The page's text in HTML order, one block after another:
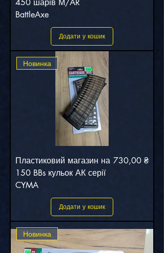
450 шарів М/AR
BattleAxe
Додати у кошик
Новинка
Пластиковий магазин на
150 BBs кульок АК серії
CYMA
Ціна
730,00 ₴
Додати у кошик
Новинка